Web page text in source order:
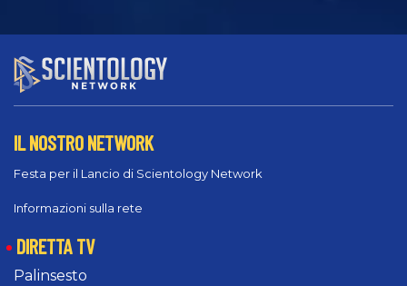
IL NOSTRO NETWORK
Festa per il Lancio di Scientology Network
Informazioni sulla rete
DIRETTA TV
Palinsesto